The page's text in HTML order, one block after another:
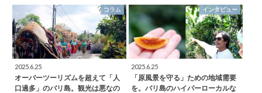
コラム
2025.6.25
オーバーツーリズムを超えて「人
口過多」のバリ島。観光は悪なの
インタビュー
2025.6.25
「原風景を守る」ための地域需要
を。バリ島のハイパーローカルな